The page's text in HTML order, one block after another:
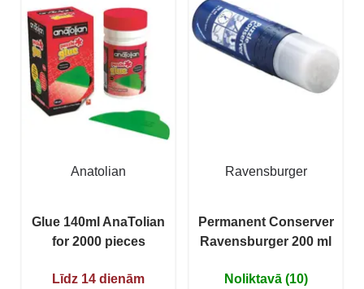
Anatolian
Glue 140ml AnaTolian
for 2000 pieces
Līdz 14 dienām
Ravensburger
Permanent Conserver
Ravensburger 200 ml
Noliktavā (10)